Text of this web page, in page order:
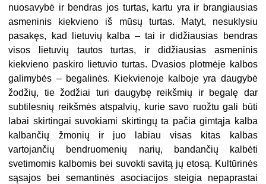
nuosavybė ir bendras jos turtas, kartu yra ir brangiausias
asmeninis kiekvieno iš mūsų turtas. Matyt, nesuklysiu
pasakęs, kad lietuvių kalba – tai ir didžiausias bendras
visos lietuvių tautos turtas, ir didžiausias asmeninis
kiekvieno paskiro lietuvio turtas. Dvasios plotmėje kalbos
galimybės – begalinės. Kiekvienoje kalboje yra daugybė
žodžių, tie žodžiai turi daugybę reikšmių ir begalę dar
subtilesnių reikšmės atspalvių, kurie savo ruožtu gali būti
labai skirtingai suvokiami skirtingų ta pačia gimtąja kalba
kalbančių žmonių ir juo labiau visas kitas kalbas
vartojančių bendruomenių narių, bandančių kalbėti
svetimomis kalbomis bei suvokti savitą jų etosą. Kultūrinės
sąsajos bei semantinės asociacijos steigia nepaprastai